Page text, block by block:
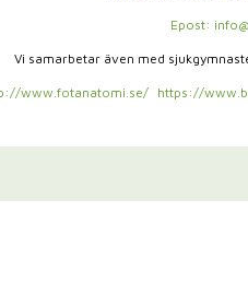
Epost:
Vi samarbetar även med
www.fotanatomi.se/ https://